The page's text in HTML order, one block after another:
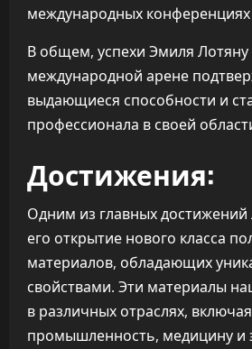
международных
В общем, успехи Эмиля Лотяну
международной арене
выдающиеся способности и
профессионала в своей
Достижения:
Одним из главных достижений
его открытие нового класса
материалов, обладающих
свойствами. Эти материалы
в различных отраслях, включая
промышленность, медицину и